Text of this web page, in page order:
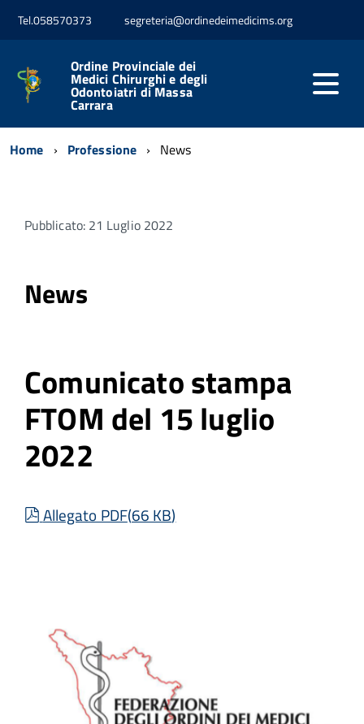
Tel.058570373 segreteria@ordinedeimedicims.org
Ordine Provinciale dei
Medici Chirurghi e degli
Odontoiatri di Massa
Carrara
Home Professione News
Pubblicato: 21 Luglio 2022
News
Comunicato stampa
FTOM del 15 luglio
2022
pdf
Allegato PDF(66 KB)